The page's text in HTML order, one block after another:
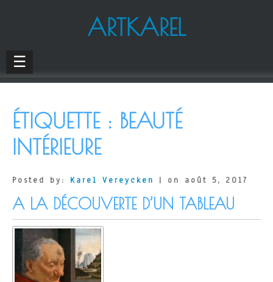
ARTKAREL
☰
ÉTIQUETTE : BEAUTÉ
INTÉRIEURE
Posted by: Karel Vereycken | on août 5, 2017
A LA DÉCOUVERTE D’UN TABLEAU